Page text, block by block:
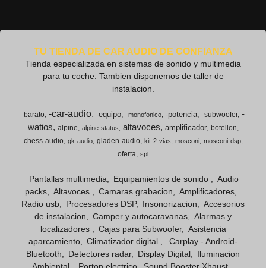
TU TIENDA DE CAR AUDIO DE CONFIANZA
Tienda especializada en sistemas de sonido y multimedia
para tu coche. Tambien disponemos de taller de
instalacion.
-barato -car-audio -equipo -monofonico -potencia -subwoofer -
watios
alpine alpine-status altavoces amplificador
botellon
chess-audio
gk-audio gladen-audio kit-2-vias mosconi mosconi-dsp
oferta spl
Pantallas multimedia Equipamientos de sonido
Audio
packs
Altavoces Camaras grabacion
Amplificadores
Radio usb
Procesadores DSP Insonorizacion
Accesorios
de instalacion
Camper y autocaravanas
Alarmas y
localizadores
Cajas para Subwoofer
Asistencia
aparcamiento
Climatizador digital
Carplay - Android-
Bluetooth
Detectores radar Display Digital
Iluminacion